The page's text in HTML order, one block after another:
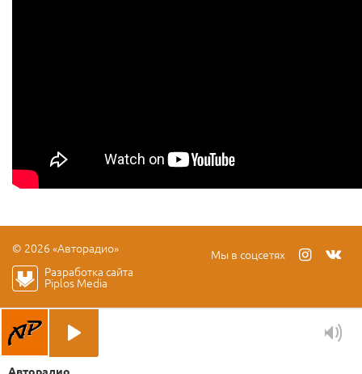
© 2026 «Авторадио»
Мы в соцсетях
Разработка сайта
Piplos Media
Авторадио